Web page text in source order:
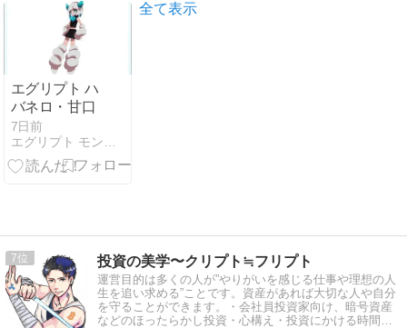
エグリプト ハ
バネロ・甘口
7日前
全て表示
7 投資の美学〜クリプト≒フリプト
運営目的は多くの人が”やりがいを感じる仕事や理想の人
生を追い求める”ことです。資産があれば大切な人や自分
を守ることができます。・会社員投資家向け、暗号資産
などのほったらかし投資・心構え・投資にかける時間を